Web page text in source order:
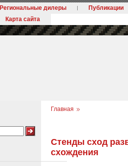
Региональные дилеры
Публикации
Карта сайта
Главная
Стенды сход
схождения